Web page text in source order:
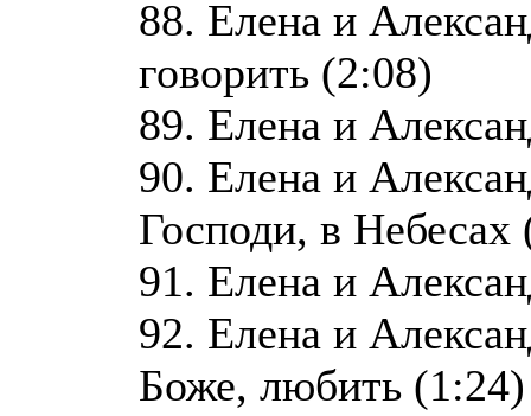
88. Елена и
говорить (2:08)
89. Елена и
90. Елена и
Господи, в Небесах
91. Елена и
92. Елена и
Боже, любить (1:24)